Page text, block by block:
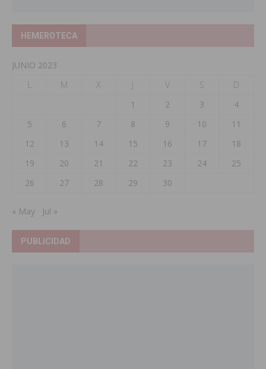
HEMEROTECA
JUNIO 2023
L
M X J V S
D
1
2 3
4
5
6 7 8 9 10
11
12
13 14 15 16 17
18
19
20 21 22 23 24
25
26
27 28 29 30
« May Jul »
PUBLICIDAD